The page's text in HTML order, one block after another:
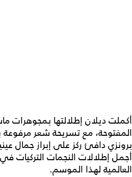
أكملت ديلان إطلالتها بمجوهرات
المفتوحة، مع تسريحة شعر
برونزي دافئ ركز على إبراز جمال
أجمل إطلالات النجمات التركيات في
العالمية لهذا الموسم.